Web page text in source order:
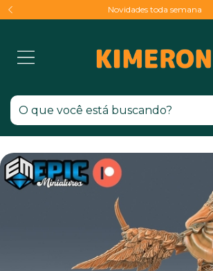
Novidades toda semana